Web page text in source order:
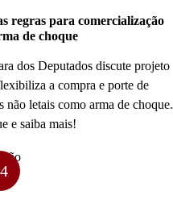
regras para comercialização
de choque
dos Deputados discute projeto
a compra e porte de
não letais como arma de choque.
e saiba mais!